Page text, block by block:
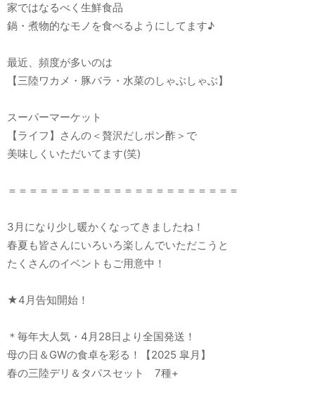
家ではなるべく生鮮食品
鍋・煮物的なモノを食べるようにしてます♪
最近、頻度が多いのは
【三陸ワカメ・豚バラ・水菜のしゃぶしゃぶ】
スーパーマーケット
【ライフ】さんの＜贅沢だしポン酢＞で
美味しくいただいてます(笑)
＝＝＝＝＝＝＝＝＝＝＝＝＝＝＝＝＝＝＝＝＝＝
3月になり少し暖かくなってきましたね！
春夏も皆さんにいろいろ楽しんでいただこうと
たくさんのイベントもご用意中！
★4月告知開始！
＊毎年大人気・4月28日より全国発送！
母の日＆GWの食卓を彩る！【2025 皐月】
春の三陸デリ＆タパスセット 7種+